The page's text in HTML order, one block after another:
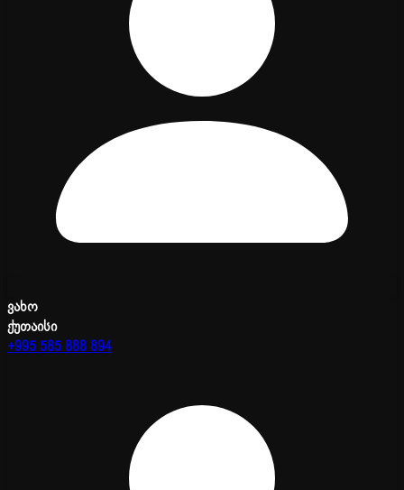
ვახო
ქუთაისი
+995 585 888 894